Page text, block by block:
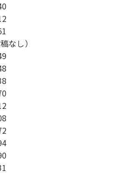
なし）